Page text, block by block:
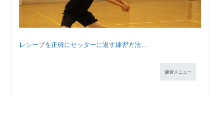
レシーブを正確にセッターに返す練習方法...
練習メニュー